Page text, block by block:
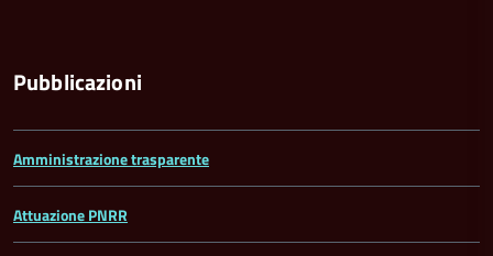
Pubblicazioni
Amministrazione trasparente
Attuazione PNRR